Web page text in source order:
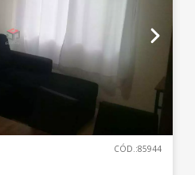
CÓD.:85944